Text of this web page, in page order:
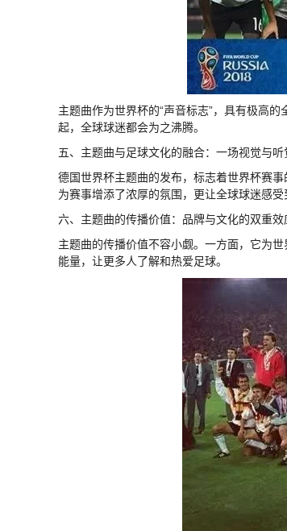
主题曲作为世界杯的“声音标志”，具有极高
起，全球球迷都会为之沸腾。
五、主题曲与足球文化的融合：一场视觉与听
德国世界杯主题曲的发布，标志着世界杯赛
为赛事增添了浓厚的氛围，更让全球球迷感受
六、主题曲的传播价值：品牌与文化的双重效
主题曲的传播价值不容小觑。一方面，它为
能量，让更多人了解和热爱足球。